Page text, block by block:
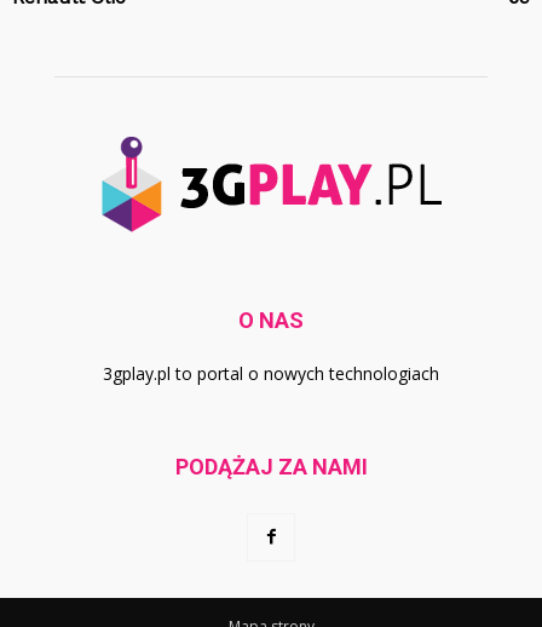
O NAS
3gplay.pl to portal o nowych technologiach
PODĄŻAJ ZA NAMI